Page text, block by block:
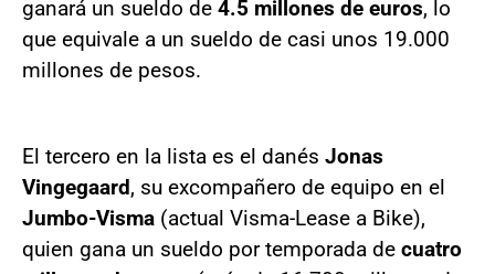
ganará un sueldo de 4.5 millones de euros, lo
que equivale a un sueldo de casi unos 19.000
millones de pesos.
El tercero en la lista es el danés Jonas
Vingegaard, su excompañero de equipo en el
Jumbo-Visma (actual Visma-Lease a Bike),
quien gana un sueldo por temporada de cuatro